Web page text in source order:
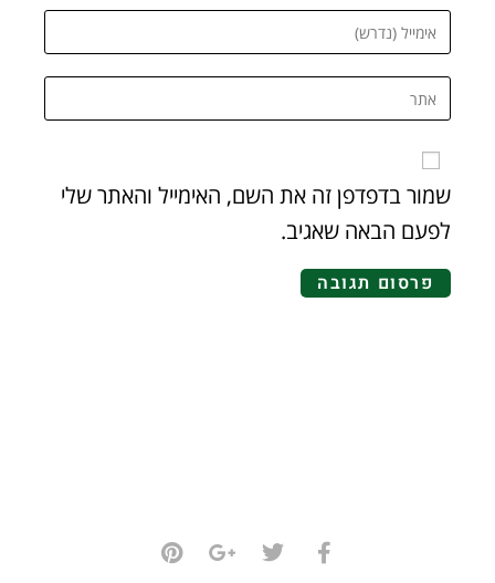
שמור בדפדפן זה את השם, האימייל והאתר שלי
לפעם הבאה שאגיב.